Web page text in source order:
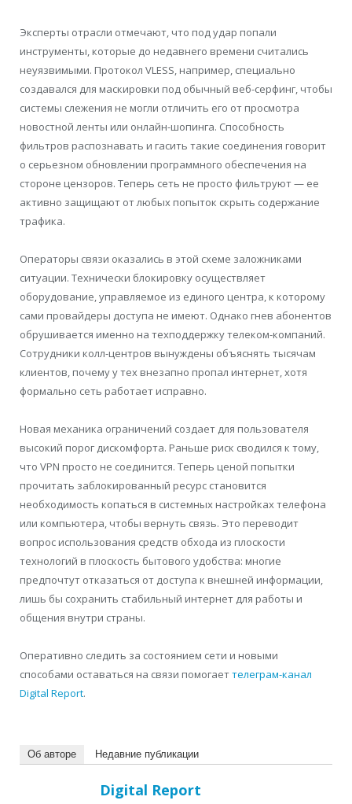
Эксперты отрасли отмечают, что под удар попали
инструменты, которые до недавнего времени считались
неуязвимыми. Протокол VLESS, например, специально
создавался для маскировки под обычный веб-серфинг, чтобы
системы слежения не могли отличить его от просмотра
новостной ленты или онлайн-шопинга. Способность
фильтров распознавать и гасить такие соединения говорит
о серьезном обновлении программного обеспечения на
стороне цензоров. Теперь сеть не просто фильтруют — ее
активно защищают от любых попыток скрыть содержание
трафика.
Операторы связи оказались в этой схеме заложниками
ситуации. Технически блокировку осуществляет
оборудование, управляемое из единого центра, к которому
сами провайдеры доступа не имеют. Однако гнев абонентов
обрушивается именно на техподдержку телеком-компаний.
Сотрудники колл-центров вынуждены объяснять тысячам
клиентов, почему у тех внезапно пропал интернет, хотя
формально сеть работает исправно.
Новая механика ограничений создает для пользователя
высокий порог дискомфорта. Раньше риск сводился к тому,
что VPN просто не соединится. Теперь ценой попытки
прочитать заблокированный ресурс становится
необходимость копаться в системных настройках телефона
или компьютера, чтобы вернуть связь. Это переводит
вопрос использования средств обхода из плоскости
технологий в плоскость бытового удобства: многие
предпочтут отказаться от доступа к внешней информации,
лишь бы сохранить стабильный интернет для работы и
общения внутри страны.
Оперативно следить за состоянием сети и новыми
способами оставаться на связи помогаеттелеграм-канал
Digital Report.
Об авторе Недавние публикации
Digital Report